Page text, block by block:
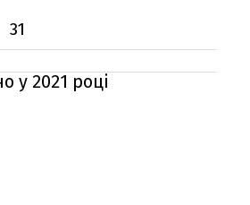
31
у 2021 році